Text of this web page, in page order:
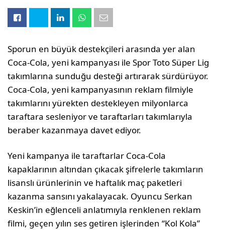
Sporun en büyük destekçileri arasında yer alan
Coca-Cola, yeni kampanyası ile Spor Toto Süper Lig
takımlarına sunduğu desteği artırarak sürdürüyor.
Coca-Cola, yeni kampanyasının reklam filmiyle
takımlarını yürekten destekleyen milyonlarca
taraftara sesleniyor ve taraftarları takımlarıyla
beraber kazanmaya davet ediyor.
Yeni kampanya ile taraftarlar Coca-Cola
kapaklarının altından çıkacak şifrelerle takımların
lisanslı ürünlerinin ve haftalık maç paketleri
kazanma sansını yakalayacak. Oyuncu Serkan
Keskin’in eğlenceli anlatımıyla renklenen reklam
filmi, geçen yılın ses getiren işlerinden “Kol Kola”